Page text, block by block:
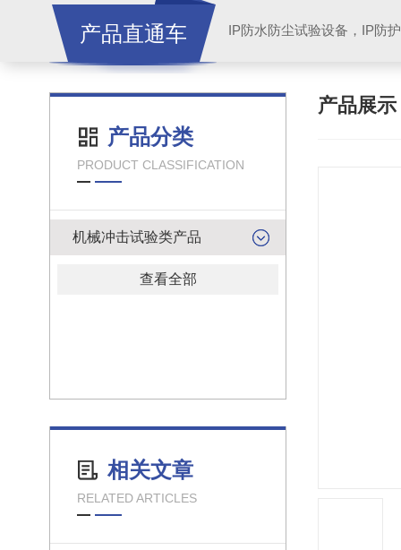
产品直通车
产品分类
PRODUCT CLASSIFICATION
机械冲击试验类产品
查看全部
相关文章
RELATED ARTICLES
产品展示